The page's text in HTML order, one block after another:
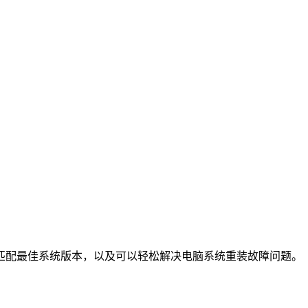
最佳系统版本，以及可以轻松解决电脑系统重装故障问题。